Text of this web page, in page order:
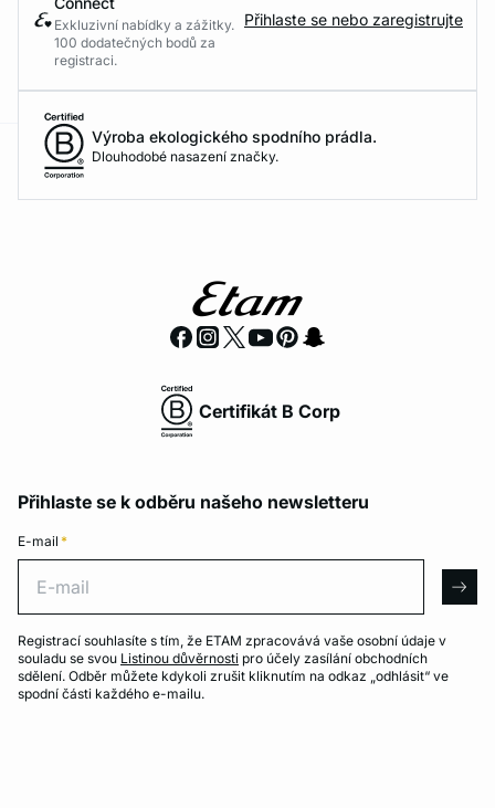
Exkluzivní nabídky a zážitky.
100 dodatečných bodů za
registraci.
Přihlaste se nebo zaregistrujte
Výroba ekologického spodního prádla.
Dlouhodobé nasazení značky.
Certifikát B Corp
Přihlaste se k odběru našeho newsletteru
E-mail *
Registrací souhlasíte s tím, že ETAM zpracovává vaše osobní údaje v
souladu se svou Listinou důvěrnosti pro účely zasílání obchodních
sdělení. Odběr můžete kdykoli zrušit kliknutím na odkaz „odhlásit“ ve
spodní části každého e-mailu.